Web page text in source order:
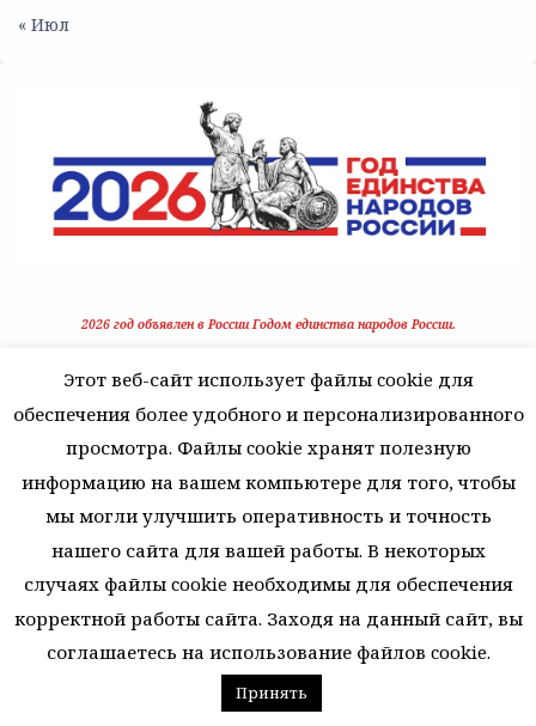
« Июл
2026 год объявлен в России Годом единства народов России.
ФОТО-ВИДЕОМАТЕРИАЛЫ
фото /
ВАЖНО ЗНАТЬ
Персонифицированное финансирование. Навигатор
дополнительного образования.
Этот веб-сайт использует файлы cookie для
обеспечения более удобного и персонализированного
просмотра. Файлы cookie хранят полезную
информацию на вашем компьютере для того, чтобы
мы могли улучшить оперативность и точность
нашего сайта для вашей работы. В некоторых
случаях файлы cookie необходимы для обеспечения
корректной работы сайта. Заходя на данный сайт, вы
соглашаетесь на использование файлов cookie.
Принять